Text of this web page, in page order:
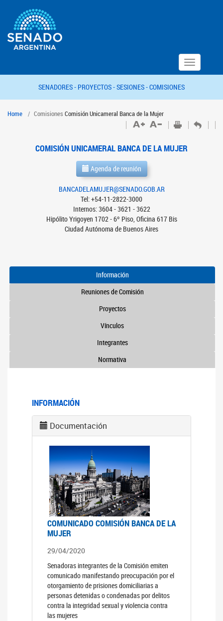
Toggle
navigation
SENADORES - PROYECTOS -SESIONES -COMISIONES
Home Comisiones Comisión Unicameral Banca de la Mujer
COMISIÓN UNICAMERAL BANCA DE LA MUJER
Agenda de reunión
BANCADELAMUJER@SENADO.GOB.AR
Tel: +54-11-2822-3000
Internos: 3604 - 3621 - 3622
Hipólito Yrigoyen 1702 - 6º Piso, Oficina 617 Bis
Ciudad Autónoma de Buenos Aires
Información
Reuniones de Comisión
Proyectos
Vínculos
Integrantes
Normativa
INFORMACIÓN
Documentación
COMUNICADO COMISIÓN BANCA DE LA
MUJER
29/04/2020
Senadoras integrantes de la Comisión emiten
comunicado manifestando preocupación por el
otorgamiento de prisiones domiciliarias a
personas detenidas o condenadas por delitos
contra la integridad sexual y violencia contra
las mujeres